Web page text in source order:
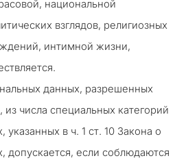
национальной
взглядов, религиозных
интимной жизни,
данных, разрешенных
числа специальных категорий
в ч. 1 ст. 10 Закона о
допускается, если соблюдаются